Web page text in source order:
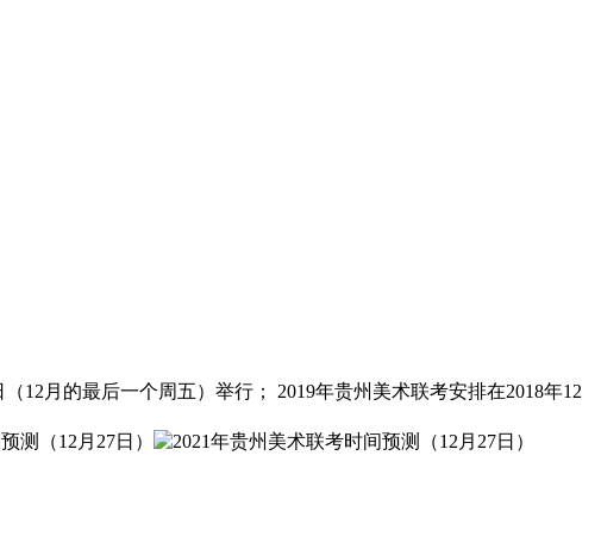
12月的最后一个周五）举行； 2019年贵州美术联考安排在2018年12